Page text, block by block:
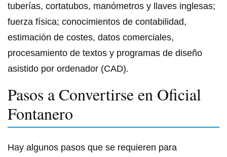
tuberías, cortatubos, manómetros y llaves inglesas;
fuerza física; conocimientos de contabilidad,
estimación de costes, datos comerciales,
procesamiento de textos y programas de diseño
asistido por ordenador (CAD).
Pasos a Convertirse en Oficial
Fontanero
Hay algunos pasos que se requieren para